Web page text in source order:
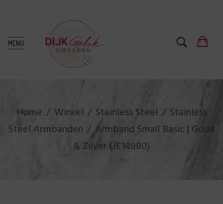
MENU
Home Winkel Stainless Steel
Stainless
Steel Armbanden
Armband Small Basic | Goud
& Zilver (JE14880)